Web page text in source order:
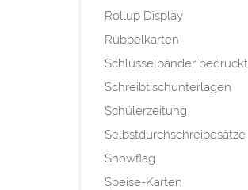
Rollup Display
Rubbelkarten
Schlüsselbänder bedruckt
Schreibtischunterlagen
Schülerzeitung
Selbstdurchschreibesätze
Snowflag
Speise-Karten